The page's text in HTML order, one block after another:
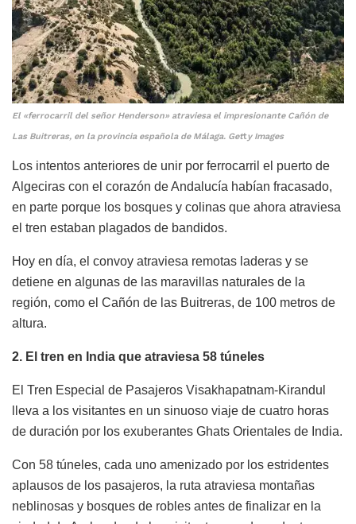
El «ferrocarril del señor Henderson» atraviesa el impresionante Cañón de
Las Buitreras, en la provincia española de Málaga. Getty Images
Los intentos anteriores de unir por ferrocarril el puerto de
Algeciras con el corazón de Andalucía habían fracasado,
en parte porque los bosques y colinas que ahora atraviesa
el tren estaban plagados de bandidos.
Hoy en día, el convoy atraviesa remotas laderas y se
detiene en algunas de las maravillas naturales de la
región, como el Cañón de las Buitreras, de 100 metros de
altura.
2. El tren en India que atraviesa 58 túneles
El Tren Especial de Pasajeros Visakhapatnam-Kirandul
lleva a los visitantes en un sinuoso viaje de cuatro horas
de duración por los exuberantes Ghats Orientales de India.
Con 58 túneles, cada uno amenizado por los estridentes
aplausos de los pasajeros, la ruta atraviesa montañas
neblinosas y bosques de robles antes de finalizar en la